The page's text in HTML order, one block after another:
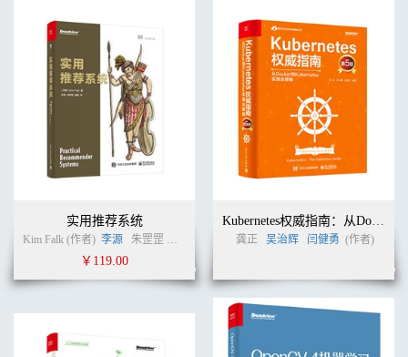
实用推荐系统
Kim Falk (作者) 李源 朱罡罡 温睿
￥119.00
Kubernetes权威指南：从Docker到Kubernetes实践全接触（第5版）
龚正 吴治辉 闫健勇 (作者)